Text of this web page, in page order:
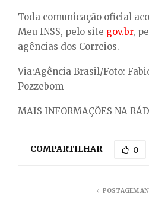
Toda comunicação oficial
Meu INSS, pelo site gov.br,
agências dos Correios.
Via:Agência Brasil/Foto:
Pozzebom
MAIS INFORMAÇÕES NA
COMPARTILHAR 0
POSTAGEM